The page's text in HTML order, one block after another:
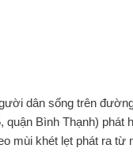
dân sống trên
quận Bình Thạnh) phát
mùi khét lẹt phát ra từ